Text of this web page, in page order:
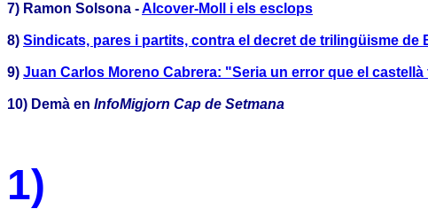
7) Ramon Solsona -Alcover-Moll i els esclops
8) Sindicats, pares i partits, contra el decret de trilingüisme de
9) Juan Carlos Moreno Cabrera: "Seria un error que el
10) Demà en InfoMigjorn Cap de Setmana
1)